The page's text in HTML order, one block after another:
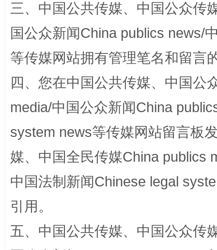
站台名比不上好声名
漫山遍野的桃花与雪山、麦地、白藏房 除
三、中国公共传媒、中国公众传
国公众新闻China publics news/
等传媒网站拥有管理笔名和留言
四、您在中国公共传媒、中国公
media/中国公众新闻China
system news等传媒网站留言板
媒、中国全民传媒China publics
中国法制新闻Chinese legal
引用。
五、中国公共传媒、中国公众传